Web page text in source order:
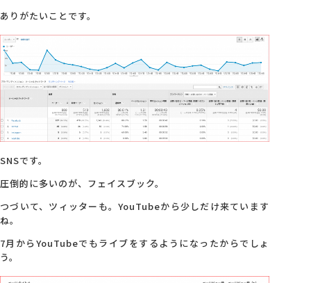
ありがたいことです。
SNSです。
圧倒的に多いのが、フェイスブック。
つづいて、ツィッターも。YouTubeから少しだけ来ています
ね。
7月からYouTubeでもライブをするようになったからでしょ
う。